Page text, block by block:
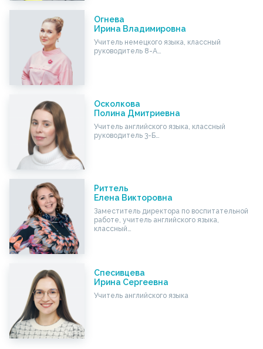
Огнева
Ирина Владимировна
Учитель немецкого языка, классный
руководитель 8-А…
Осколкова
Полина Дмитриевна
Учитель английского языка, классный
руководитель 3-Б…
Риттель
Елена Викторовна
Заместитель директора по воспитательной
работе, учитель английского языка,
классный…
Спесивцева
Ирина Сергеевна
Учитель английского языка